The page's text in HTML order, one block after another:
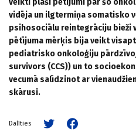
vidēja un ilgtermiņa somatisko
psihosociālu reintegrāciju bieži
pētījuma mērķis bija veikt
pediatrisko onkoloģiju
survivors (CCS)) un to
vecumā salīdzinot ar
skārusi.
Dalīties